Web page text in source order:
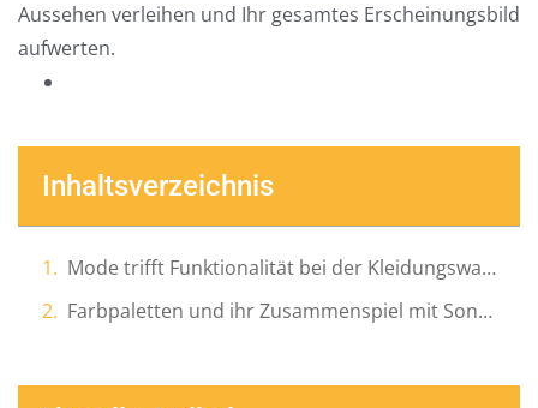
Aussehen verleihen und Ihr gesamtes Erscheinungsbild
aufwerten.
Inhaltsverzeichnis
Mode trifft Funktionalität bei der Kleidungswahl im Sommer 2025
Farbpaletten und ihr Zusammenspiel mit Sonnenschutz